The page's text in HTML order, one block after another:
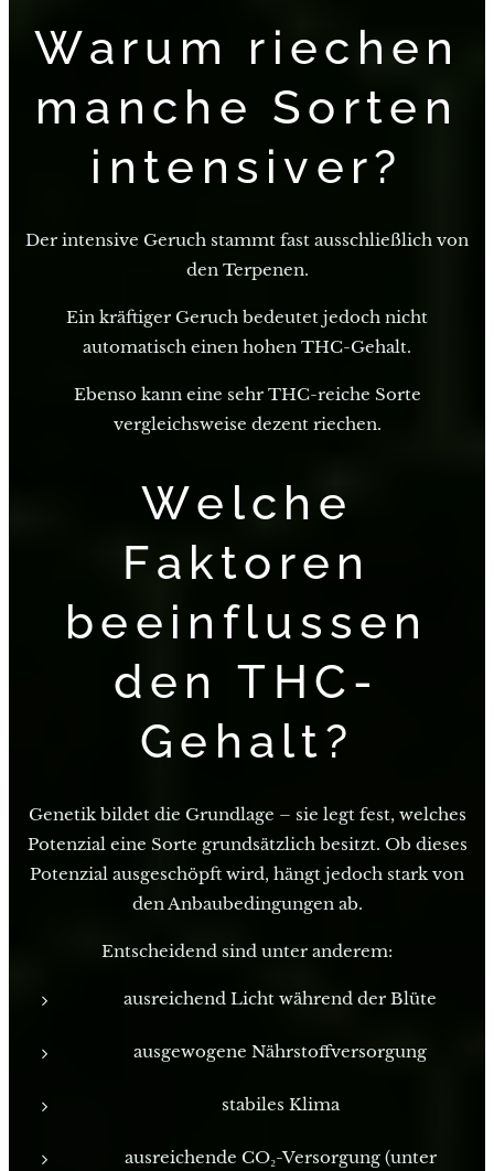
Warum riechen
manche Sorten
intensiver?
Der intensive Geruch stammt fast ausschließlich von
den Terpenen.
Ein kräftiger Geruch bedeutet jedoch nicht
automatisch einen hohen THC-Gehalt.
Ebenso kann eine sehr THC-reiche Sorte
vergleichsweise dezent riechen.
Welche
Faktoren
beeinflussen
den THC-
Gehalt?
Genetik bildet die Grundlage – sie legt fest, welches
Potenzial eine Sorte grundsätzlich besitzt. Ob dieses
Potenzial ausgeschöpft wird, hängt jedoch stark von
den Anbaubedingungen ab.
Entscheidend sind unter anderem:
ausreichend Licht während der Blüte
ausgewogene Nährstoffversorgung
stabiles Klima
ausreichende CO₂-Versorgung (unter